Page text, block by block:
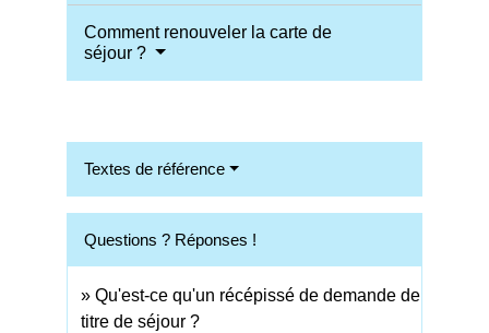
Comment renouveler la carte de
séjour ?
Textes de référence
Questions ? Réponses !
Qu'est-ce qu'un récépissé de demande de
titre de séjour ?